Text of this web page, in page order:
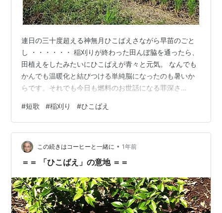
連日の三十度超える神無月ひこばえさながら早苗のごと
し ・・・・・・ 稲刈りが終わった田んぼ脇を通ったら、
田植えをしたみたいにひこばえが青々と元気。 なんでも
かんでも温暖化と結びつける単純脳になったのも暑いか
らです。それでも今日も燃料のお世話になる罪深さ
#短歌 #稲刈り #ひこばえ
この続きはコーヒーと一緒に • 1年前
＝＝ 「ひこばえ」の意地 ＝＝